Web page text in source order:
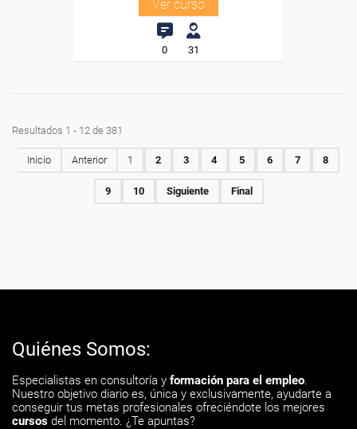
Ver curso
0 31
Resultados 1 - 12 de 381
Inicio Anterior 1 2 3 4 5 6 7 8
9 10 Siguiente Final
Quiénes Somos:
Especialistas en consultoría y formación para el empleo.
Nuestro objetivo diario es, única y exclusivamente, ayudarte a
conseguir tus metas profesionales ofreciéndote los mejores
cursos del momento. ¿Te apuntas?